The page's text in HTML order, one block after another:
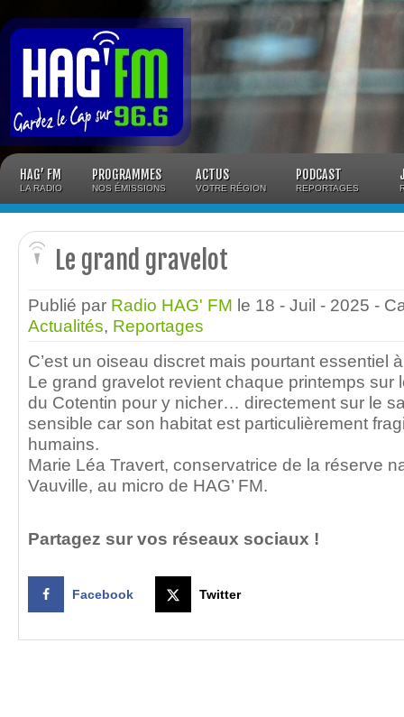
HAG’ FM
LA RADIO
PROGRAMMES
NOS ÉMISSIONS
ACTUS
VOTRE RÉGION
PODCAST
REPORTAGES
Le grand gravelot
Publié par Radio HAG' FM le 18 - Juil - 2025 -
Actualités, Reportages
C’est un oiseau discret mais pourtant essentiel
Le grand gravelot revient chaque printemps sur
du Cotentin pour y nicher… directement sur le
sensible car son habitat est particulièrement
humains.
Marie Léa Travert, conservatrice de la réserve
Vauville, au micro de HAG’ FM.
Partagez sur vos réseaux sociaux !
Facebook Twitter
Panneau de gestion des cookies